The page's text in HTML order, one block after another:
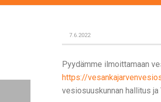
7.6.2022
Pyydämme ilmoittamaan
https://
vesiosuuskunnan hallitus